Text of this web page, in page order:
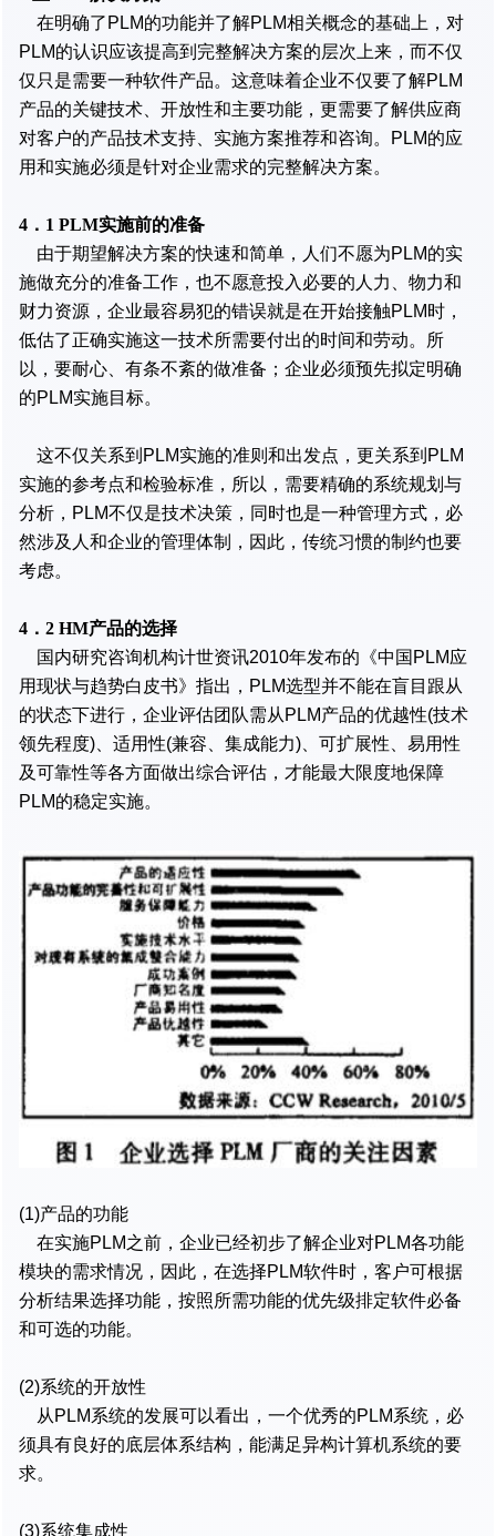
在明确了PLM的功能并了解PLM相关概念的基础上，对
PLM的认识应该提高到完整解决方案的层次上来，而不仅
仅只是需要一种软件产品。这意味着企业不仅要了解PLM
产品的关键技术、开放性和主要功能，更需要了解供应商
对客户的产品技术支持、实施方案推荐和咨询。PLM的应
用和实施必须是针对企业需求的完整解决方案。
4．1 PLM实施前的准备
由于期望解决方案的快速和简单，人们不愿为PLM的实
施做充分的准备工作，也不愿意投入必要的人力、物力和
财力资源，企业最容易犯的错误就是在开始接触PLM时，
低估了正确实施这一技术所需要付出的时间和劳动。所
以，要耐心、有条不紊的做准备；企业必须预先拟定明确
的PLM实施目标。
这不仅关系到PLM实施的准则和出发点，更关系到PLM
实施的参考点和检验标准，所以，需要精确的系统规划与
分析，PLM不仅是技术决策，同时也是一种管理方式，必
然涉及人和企业的管理体制，因此，传统习惯的制约也要
考虑。
4．2 HM产品的选择
国内研究咨询机构计世资讯2010年发布的《中国PLM应
用现状与趋势白皮书》指出，PLM选型并不能在盲目跟从
的状态下进行，企业评估团队需从PLM产品的优越性(技术
领先程度)、适用性(兼容、集成能力)、可扩展性、易用性
及可靠性等各方面做出综合评估，才能最大限度地保障
PLM的稳定实施。
(1)产品的功能
在实施PLM之前，企业已经初步了解企业对PLM各功能
模块的需求情况，因此，在选择PLM软件时，客户可根据
分析结果选择功能，按照所需功能的优先级排定软件必备
和可选的功能。
(2)系统的开放性
从PLM系统的发展可以看出，一个优秀的PLM系统，必
须具有良好的底层体系结构，能满足异构计算机系统的要
求。
(3)系统集成性